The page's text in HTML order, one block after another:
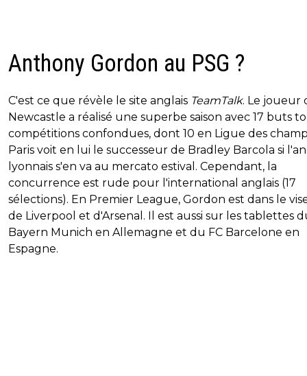
Anthony Gordon au PSG ?
C'est ce que révèle le site anglais TeamTalk. Le joueur
Newcastle a réalisé une superbe saison avec 17 buts
compétitions confondues, dont 10 en Ligue des
Paris voit en lui le successeur de Bradley Barcola si
lyonnais s'en va au mercato estival. Cependant, la
concurrence est rude pour l'international anglais (17
sélections). En Premier League, Gordon est dans le
de Liverpool et d'Arsenal. Il est aussi sur les tablettes
Bayern Munich en Allemagne et du FC Barcelone en
Espagne.